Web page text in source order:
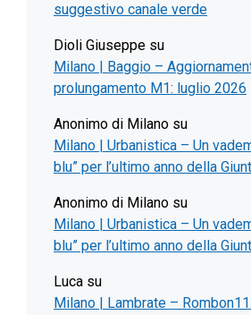
suggestivo canale verde
Dioli Giuseppe su
Milano | Baggio –
prolungamento M1: luglio 2026
Anonimo di Milano su
Milano | Urbanistica – Un
blu” per l’ultimo anno della
Anonimo di Milano su
Milano | Urbanistica – Un
blu” per l’ultimo anno della
Luca su
Milano | Lambrate – Rombon11.